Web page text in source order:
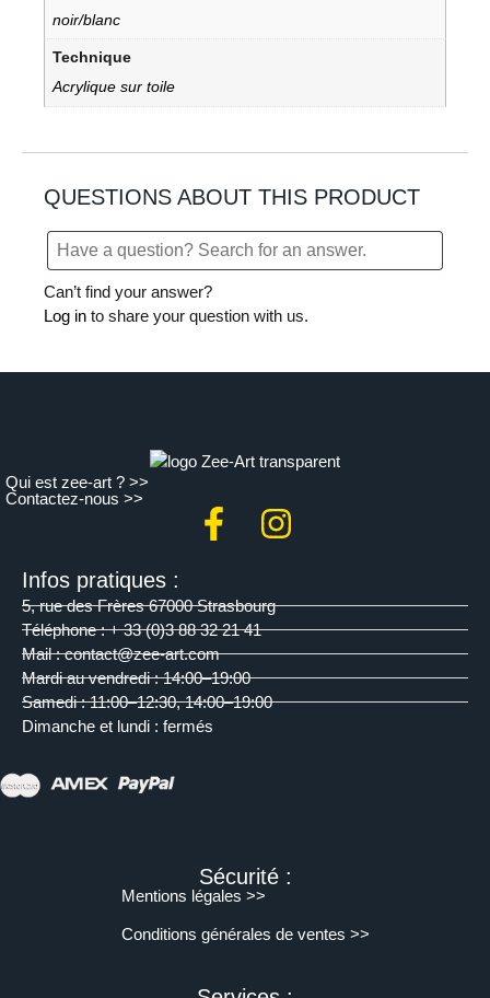
noir/blanc
Technique
Acrylique sur toile
QUESTIONS ABOUT THIS PRODUCT
Can’t find your answer?
Log in to share your question with us.
Qui est zee-art ? >>
Contactez-nous >>
Infos pratiques :
5, rue des Frères 67000 Strasbourg
Téléphone : + 33 (0)3 88 32 21 41
Mail : contact@zee-art.com
Mardi au vendredi : 14:00–19:00
Samedi : 11:00–12:30, 14:00–19:00
Dimanche et lundi : fermés
Sécurité :
Mentions légales >>
Conditions générales de ventes >>